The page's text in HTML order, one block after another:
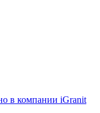
в компании iGranit